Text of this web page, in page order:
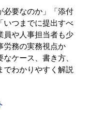
点
を確認する
すく周知する
必要なのか」「添付
いつまでに提出すべ
員や人事担当者も少
労務の実務視点か
ケース、書き方、
でわかりやすく解説